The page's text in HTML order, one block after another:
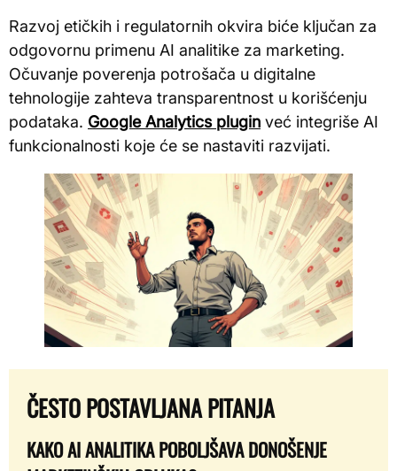
Razvoj etičkih i regulatornih okvira biće ključan za
odgovornu primenu AI analitike za marketing.
Očuvanje poverenja potrošača u digitalne
tehnologije zahteva transparentnost u korišćenju
podataka. Google Analytics plugin već integriše AI
funkcionalnosti koje će se nastaviti razvijati.
ČESTO POSTAVLJANA PITANJA
KAKO AI ANALITIKA POBOLJŠAVA DONOŠENJE